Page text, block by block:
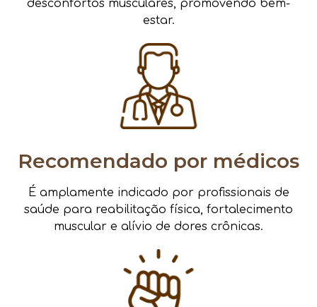
desconfortos musculares, promovendo bem-
estar.
Recomendado por médicos
É amplamente indicado por profissionais de
saúde para reabilitação física, fortalecimento
muscular e alívio de dores crônicas.